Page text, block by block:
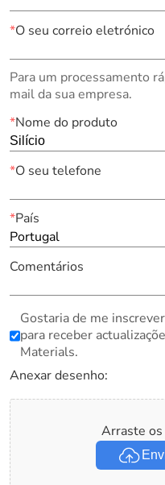
*O seu correio eletrónico
Para um processamento
mail da sua empresa.
*Nome do produto
*O seu telefone
*País
Portugal
Comentários
Gostaria de me
para receber
Materials.
Anexar desenho:
Arraste os